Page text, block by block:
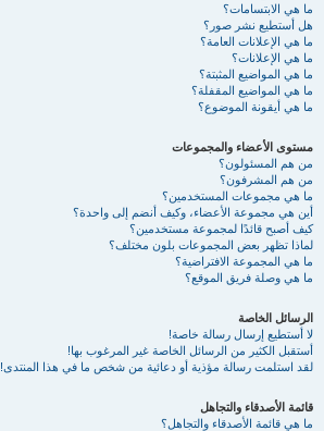
ما هي الابتسامات؟
هل أستطيع نشر صور؟
ما هي الإعلانات العامة؟
ما هي الإعلانات؟
ما هي المواضيع المثبتة؟
ما هي المواضيع المقفلة؟
ما هي أيقونة الموضوع؟
مستوى الأعضاء والمجموعات
من هم المسئولون؟
من هم المشرفون؟
ما هي مجموعات المستخدمين؟
أين هي مجموعة الأعضاء، وكيف أنضم إلى واحدة؟
كيف أصبح قائدًا لمجموعة مستخدمين؟
لماذا تظهر بعض المجموعات بلون مختلف؟
ما هي المجموعة الافتراضية؟
ما هي وصلة فريق الموقع؟
الرسائل الخاصة
لا أستطيع إرسال رسالة خاصة!
أستقبل الكثير من الرسائل الخاصة غير المرغوب بها!
لقد استلمت رسالة مؤذية أو دعائية من شخص ما في هذا المنتدى!
قائمة الأصدقاء والتجاهل
ما هي قائمة الأصدقاء والتجاهل؟